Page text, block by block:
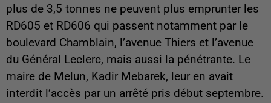
plus de 3,5 tonnes ne peuvent plus emprunter les
RD605 et RD606 qui passent notamment par le
boulevard Chamblain, l’avenue Thiers et l’avenue
du Général Leclerc, mais aussi la pénétrante. Le
maire de Melun, Kadir Mebarek, leur en avait
interdit l’accès par un arrêté pris début septembre.